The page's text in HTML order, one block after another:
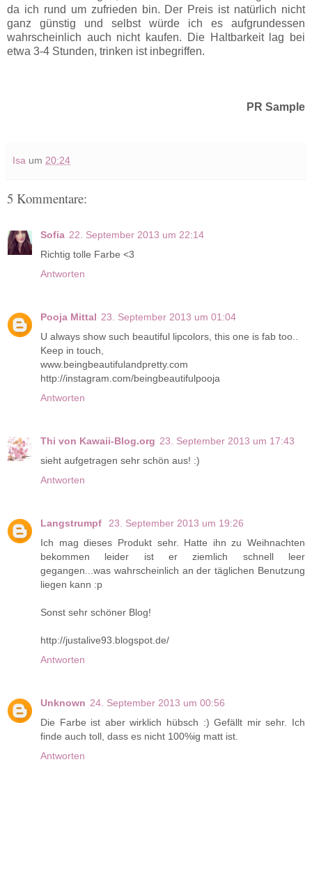
da ich rund um zufrieden bin. Der Preis ist natürlich nicht
ganz günstig und selbst würde ich es aufgrundessen
wahrscheinlich auch nicht kaufen. Die Haltbarkeit lag bei
etwa 3-4 Stunden, trinken ist inbegriffen.
PR Sample
Isa um 20:24
5 Kommentare:
Sofia 22. September 2013 um 22:14
Richtig tolle Farbe <3
Antworten
Pooja Mittal 23. September 2013 um 01:04
U always show such beautiful lipcolors, this one is fab too..
Keep in touch,
www.beingbeautifulandpretty.com
http://instagram.com/beingbeautifulpooja
Antworten
Thi von Kawaii-Blog.org 23. September 2013 um 17:43
sieht aufgetragen sehr schön aus! :)
Antworten
Langstrumpf
23. September 2013 um 19:26
Ich mag dieses Produkt sehr. Hatte ihn zu Weihnachten
bekommen leider ist er ziemlich schnell leer
gegangen...was wahrscheinlich an der täglichen Benutzung
liegen kann :p
Sonst sehr schöner Blog!
http://justalive93.blogspot.de/
Antworten
Unknown 24. September 2013 um 00:56
Die Farbe ist aber wirklich hübsch :) Gefällt mir sehr. Ich
finde auch toll, dass es nicht 100%ig matt ist.
Antworten